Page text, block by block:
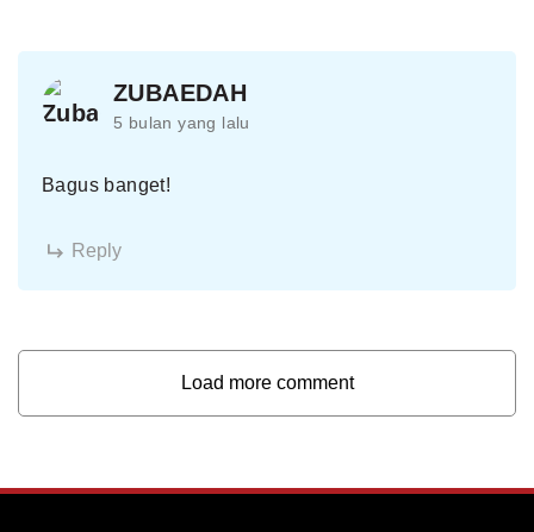
ZUBAEDAH
5 bulan yang lalu
Bagus banget!
Reply
Load more comment